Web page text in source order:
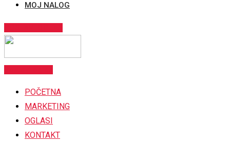
MOJ NALOG
POČETNA
MARKETING
OGLASI
KONTAKT